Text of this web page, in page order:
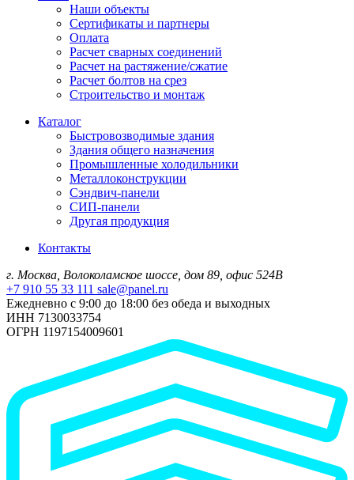
Наши объекты
Сертификаты и партнеры
Оплата
Расчет сварных соединений
Расчет на растяжение/сжатие
Расчет болтов на срез
Строительство и монтаж
Каталог
Быстровозводимые здания
Здания общего назначения
Промышленные холодильники
Металлоконструкции
Сэндвич-панели
СИП-панели
Другая продукция
Контакты
г. Москва, Волоколамское шоссе, дом 89, офис 524В
+7 910 55 33 111 sale@panel.ru
Ежедневно с 9:00 до 18:00 без обеда и выходных
ИНН 7130033754
ОГРН 1197154009601